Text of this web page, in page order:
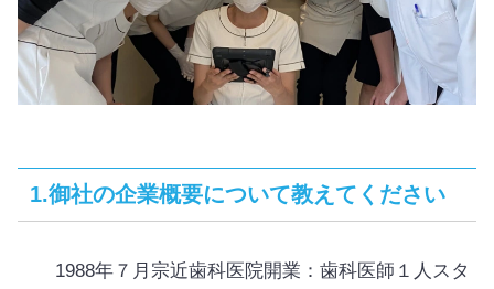
1.御社の企業概要について教えてください
1988年７月宗近歯科医院開業：歯科医師１人スタ